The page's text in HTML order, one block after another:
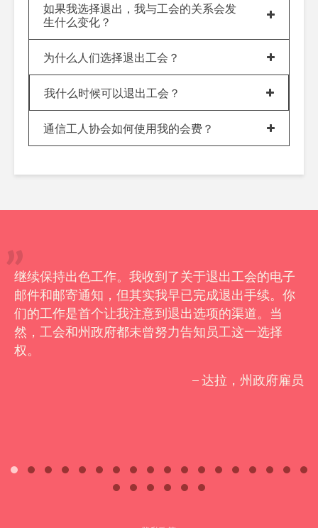
如果我选择退出，我与工会的关系会发
生什么变化？
为什么人们选择退出工会？
我什么时候可以退出工会？
通信工人协会如何使用我的会费？
继续保持出色工作。我收到了关于退出工会的电子
邮件和邮寄通知，但其实我早已完成退出手续。你
们的工作是首个让我注意到退出选项的渠道。当
然，工会和州政府都未曾努力告知员工这一选择
权。
– 达拉，州政府雇员